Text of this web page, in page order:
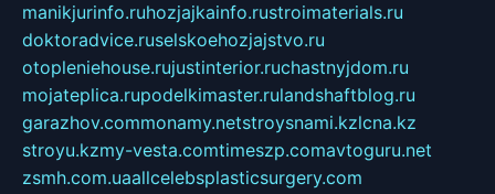
manikjurinfo.ruhozjajkainfo.rustroimaterials.ru
doktoradvice.ruselskoehozjajstvo.ru
otopleniehouse.rujustinterior.ruchastnyjdom.ru
mojateplica.rupodelkimaster.rulandshaftblog.ru
garazhov.commonamy.netstroysnami.kzlcna.kz
stroyu.kzmy-vesta.comtimeszp.comavtoguru.net
zsmh.com.uaallcelebsplasticsurgery.com